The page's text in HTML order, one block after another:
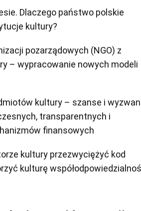
Dlaczego państwo polskie
kultury?
pozarządowych (NGO) z
– wypracowanie nowych modeli
kultury – szanse i
transparentnych i
finansowych
kultury przezwyciężyć kod
kulturę